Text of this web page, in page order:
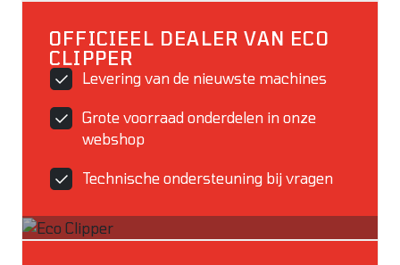
OFFICIEEL DEALER VAN ECO
CLIPPER
Levering van de nieuwste machines
Grote voorraad onderdelen in onze
webshop
Technische ondersteuning bij vragen